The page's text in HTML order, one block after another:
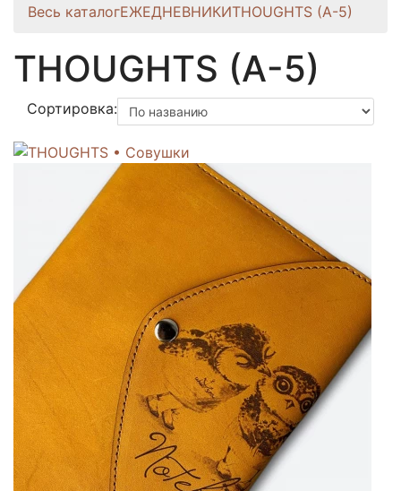
Весь каталогЕЖЕДНЕВНИКИTHOUGHTS (A-5)
THOUGHTS (A-5)
Сортировка: